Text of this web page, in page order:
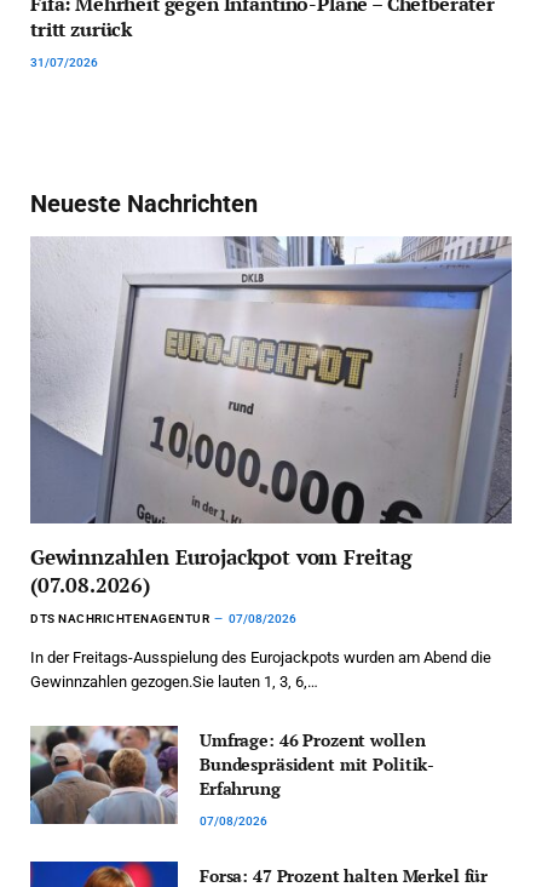
tritt zurück
31/07/2026
Neueste Nachrichten
Gewinnzahlen Eurojackpot vom Freitag
(07.08.2026)
DTS NACHRICHTENAGENTUR 07/08/2026
In der Freitags-Ausspielung des Eurojackpots wurden am Abend die
Gewinnzahlen gezogen.Sie lauten 1, 3, 6,…
Umfrage: 46 Prozent wollen
Bundespräsident mit Politik-
Erfahrung
07/08/2026
Forsa: 47 Prozent halten Merkel für